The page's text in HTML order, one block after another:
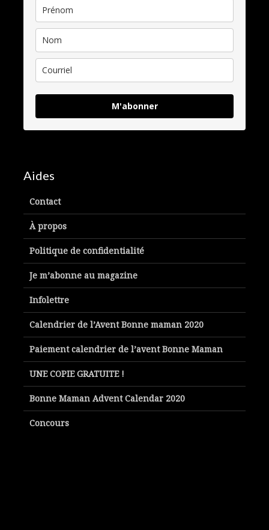
M'abonner
Aides
Contact
À propos
Politique de confidentialité
Je m’abonne au magazine
Infolettre
Calendrier de l’Avent Bonne maman 2020
Paiement calendrier de l’avent Bonne Maman
UNE COPIE GRATUITE !
Bonne Maman Advent Calendar 2020
Concours